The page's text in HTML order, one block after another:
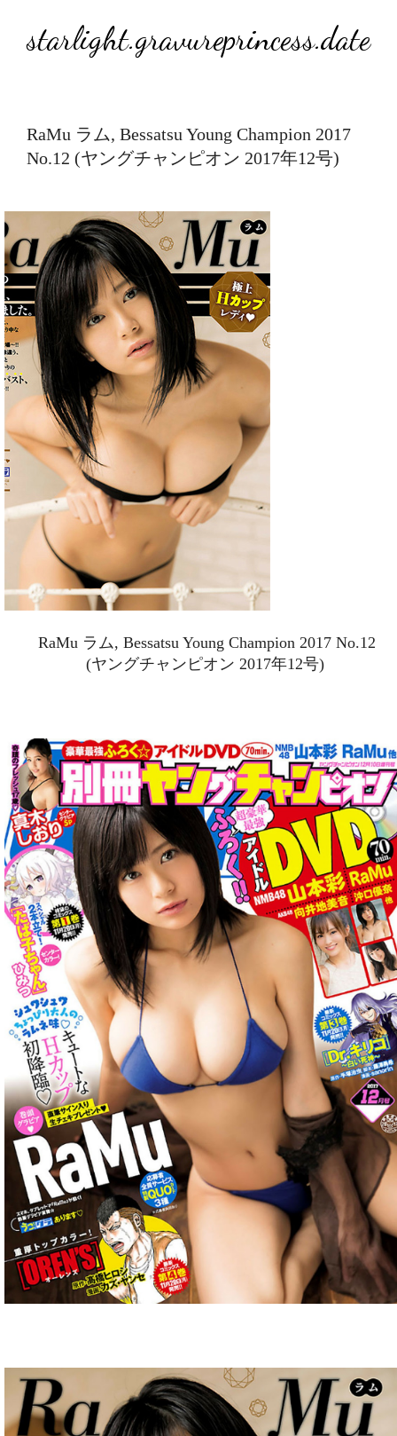
starlight.gravureprincess.date
RaMu ラム, Bessatsu Young Champion 2017
No.12 (ヤングチャンピオン 2017年12号)
RaMu ラム, Bessatsu Young Champion 2017 No.12
(ヤングチャンピオン 2017年12号)